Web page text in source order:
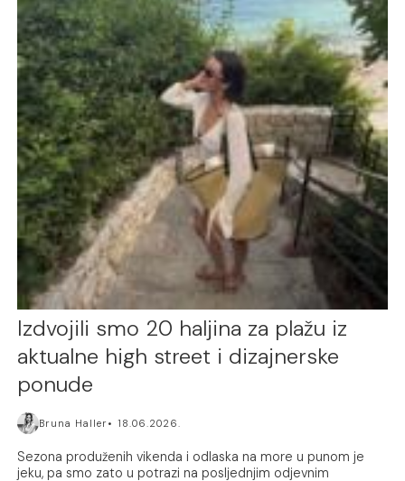
Izdvojili smo 20 haljina za plažu iz
aktualne high street i dizajnerske
ponude
Bruna Haller 18.06.2026.
Sezona produženih vikenda i odlaska na more u punom je
jeku, pa smo zato u potrazi na posljednjim odjevnim